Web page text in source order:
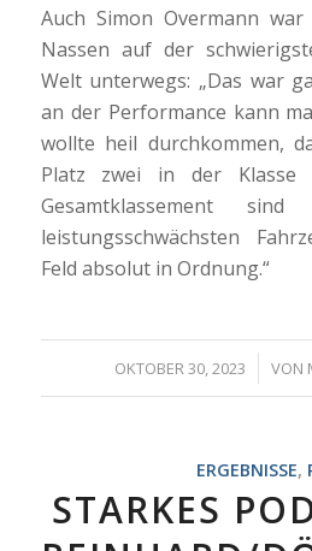
Auch Simon Overmann
Nassen auf der
Welt unterwegs: „Das war
an der Performance kann
wollte heil durchkommen,
Platz zwei in der Klasse
Gesamtklassement
leistungsschwächsten
Feld absolut in Ordnung.“
OKTOBER 30, 2023
/ VON
ERGEBNISSE,
STARKES